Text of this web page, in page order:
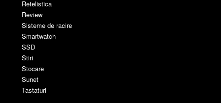
Retelistica
Review
Sisteme de racire
Smartwatch
SSD
Stiri
Stocare
Sunet
Tastaturi